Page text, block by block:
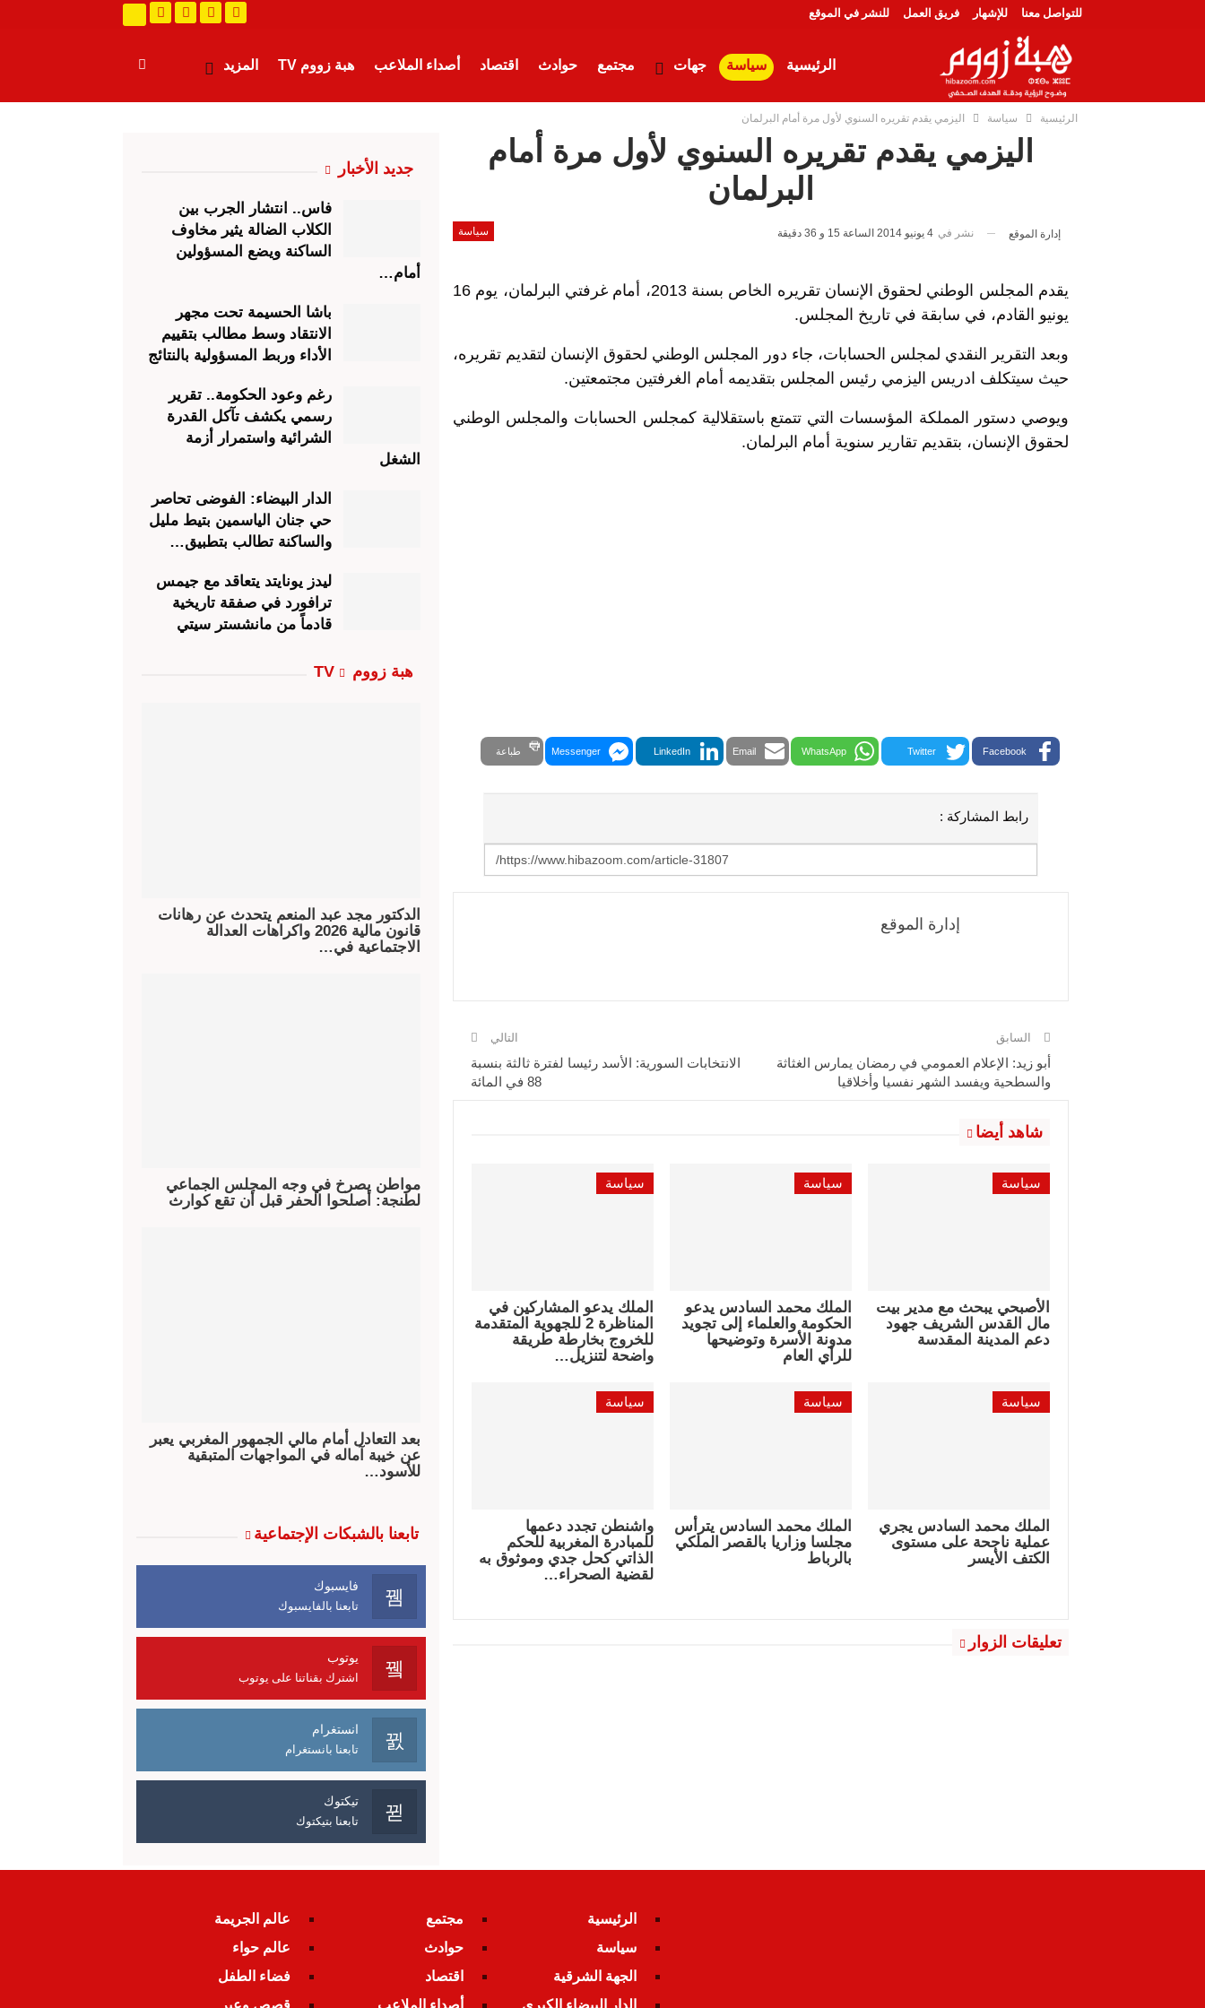
للتواصل معنا للإشهار فريق العمل للنشر في الموقع
الرئيسية سياسة جهات مجتمع حوادث اقتصاد أصداء الملاعب هبة زووم TV المزيد
الرئيسية سياسة اليزمي يقدم تقريره السنوي لأول مرة أمام البرلمان
اليزمي يقدم تقريره السنوي لأول مرة أمام
البرلمان
سياسة إدارة الموقع نشر في 4 يونيو 2014 الساعة 15 و 36 دقيقة
يقدم المجلس الوطني لحقوق الإنسان تقريره الخاص بسنة 2013، أمام غرفتي البرلمان، يوم 16
يونيو القادم، في سابقة في تاريخ المجلس.
وبعد التقرير النقدي لمجلس الحسابات، جاء دور المجلس الوطني لحقوق الإنسان لتقديم تقريره،
حيث سيتكلف ادريس اليزمي رئيس المجلس بتقديمه أمام الغرفتين مجتمعتين.
ويوصي دستور المملكة المؤسسات التي تتمتع باستقلالية كمجلس الحسابات والمجلس الوطني
لحقوق الإنسان، بتقديم تقارير سنوية أمام البرلمان.
Facebook
Twitter
WhatsApp
Email
LinkedIn
Messenger طباعة
رابط المشاركة :
إدارة الموقع
السابق
أبو زيد: الإعلام العمومي في رمضان يمارس الغثاثة
والسطحية ويفسد الشهر نفسيا وأخلاقيا
التالي
الانتخابات السورية: الأسد رئيسا لفترة ثالثة بنسبة
88 في المائة
شاهد أيضا
سياسة
الأصبحي يبحث مع مدير بيت
مال القدس الشريف جهود
دعم المدينة المقدسة
سياسة
الملك محمد السادس يدعو
الحكومة والعلماء إلى تجويد
مدونة الأسرة وتوضيحها
للرأي العام
سياسة
الملك يدعو المشاركين في
المناظرة 2 للجهوية المتقدمة
للخروج بخارطة طريقة
واضحة لتنزيل…
سياسة
الملك محمد السادس يجري
عملية ناجحة على مستوى
الكتف الأيسر
سياسة
الملك محمد السادس يترأس
مجلسا وزاريا بالقصر الملكي
بالرباط
سياسة
واشنطن تجدد دعمها
للمبادرة المغربية للحكم
الذاتي كحل جدي وموثوق به
لقضية الصحراء…
تعليقات الزوار
جديد الأخبار
فاس.. انتشار الجرب بين
الكلاب الضالة يثير مخاوف
الساكنة ويضع المسؤولين
أمام…
باشا الحسيمة تحت مجهر
الانتقاد وسط مطالب بتقييم
الأداء وربط المسؤولية بالنتائج
رغم وعود الحكومة.. تقرير
رسمي يكشف تآكل القدرة
الشرائية واستمرار أزمة
الشغل
الدار البيضاء: الفوضى تحاصر
حي جنان الياسمين بتيط مليل
والساكنة تطالب بتطبيق…
ليدز يونايتد يتعاقد مع جيمس
ترافورد في صفقة تاريخية
قادماً من مانشستر سيتي
هبة زووم TV
الدكتور مجد عبد المنعم يتحدث عن رهانات
قانون مالية 2026 واكراهات العدالة
الاجتماعية في…
مواطن يصرخ في وجه المجلس الجماعي
لطنجة: أصلحوا الحفر قبل أن تقع كوارث
بعد التعادل أمام مالي الجمهور المغربي يعبر
عن خيبة آماله في المواجهات المتبقية
للأسود…
تابعنا بالشبكات الإجتماعية
فايسبوك
تابعنا بالفايسبوك
يوتوب
اشترك بقناتنا على يوتوب
انستغرام
تابعنا بانستغرام
تيكتوك
تابعنا بتيكتوك
الرئيسية
سياسة
الجهة الشرقية
الدار البيضاء الكبرى
مجتمع
حوادث
اقتصاد
أصداء الملاعب
عالم الجريمة
عالم حواء
فضاء الطفل
قصص وعبر